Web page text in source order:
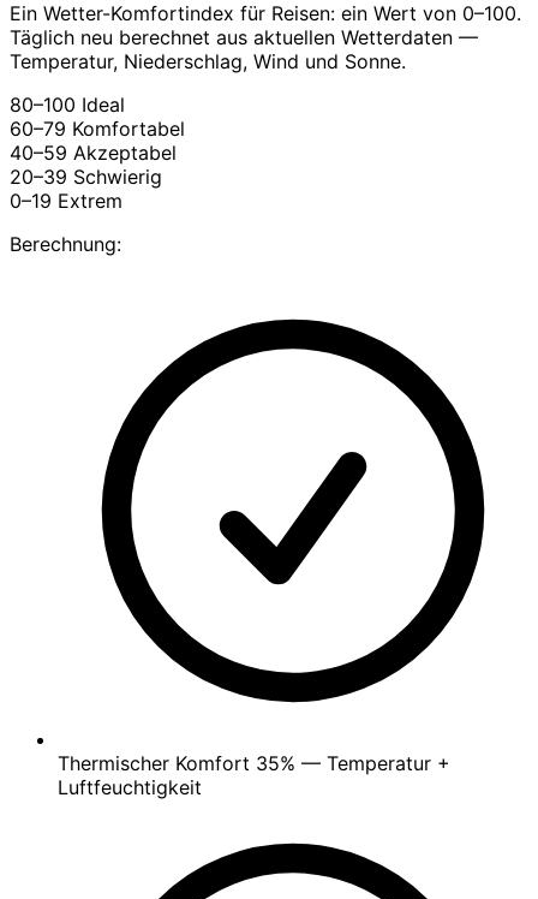
Ein Wetter-Komfortindex für Reisen: ein Wert von 0–100.
Täglich neu berechnet aus aktuellen Wetterdaten —
Temperatur, Niederschlag, Wind und Sonne.
80–100 Ideal
60–79 Komfortabel
40–59 Akzeptabel
20–39 Schwierig
0–19 Extrem
Berechnung:
Thermischer Komfort 35% — Temperatur +
Luftfeuchtigkeit